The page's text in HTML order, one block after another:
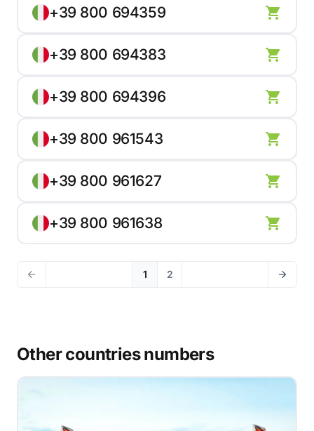
+39 800 694359
+39 800 694383
+39 800 694396
+39 800 961543
+39 800 961627
+39 800 961638
1 2
Other countries numbers